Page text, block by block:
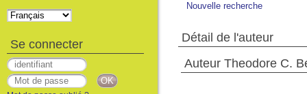
Nouvelle recherche
Détail de l'auteur
Auteur Theodore C.
Se connecter